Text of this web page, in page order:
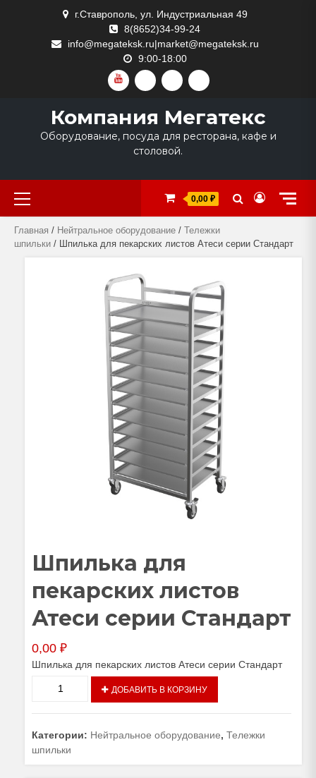
г.Ставрополь, ул. Индустриальная 49
8(8652)34-99-24
info@megateksk.ru|market@megateksk.ru
9:00-18:00
YOUTUBEVKVIDEORUTUBEDZEN
Компания Мегатекс
Оборудование, посуда для ресторана, кафе и
столовой.
Primary
Menu
0,00 ₽
Главная / Нейтральное оборудование / Тележки
шпильки / Шпилька для пекарских листов Атеси серии Стандарт
Шпилька для
пекарских листов
Атеси серии Стандарт
0,00 ₽
Шпилька для пекарских листов Атеси серии Стандарт
Шпилька
пекарских
листов
ДОБАВИТЬ В КОРЗИНУ
Категории: Нейтральное оборудование, Тележки
шпильки